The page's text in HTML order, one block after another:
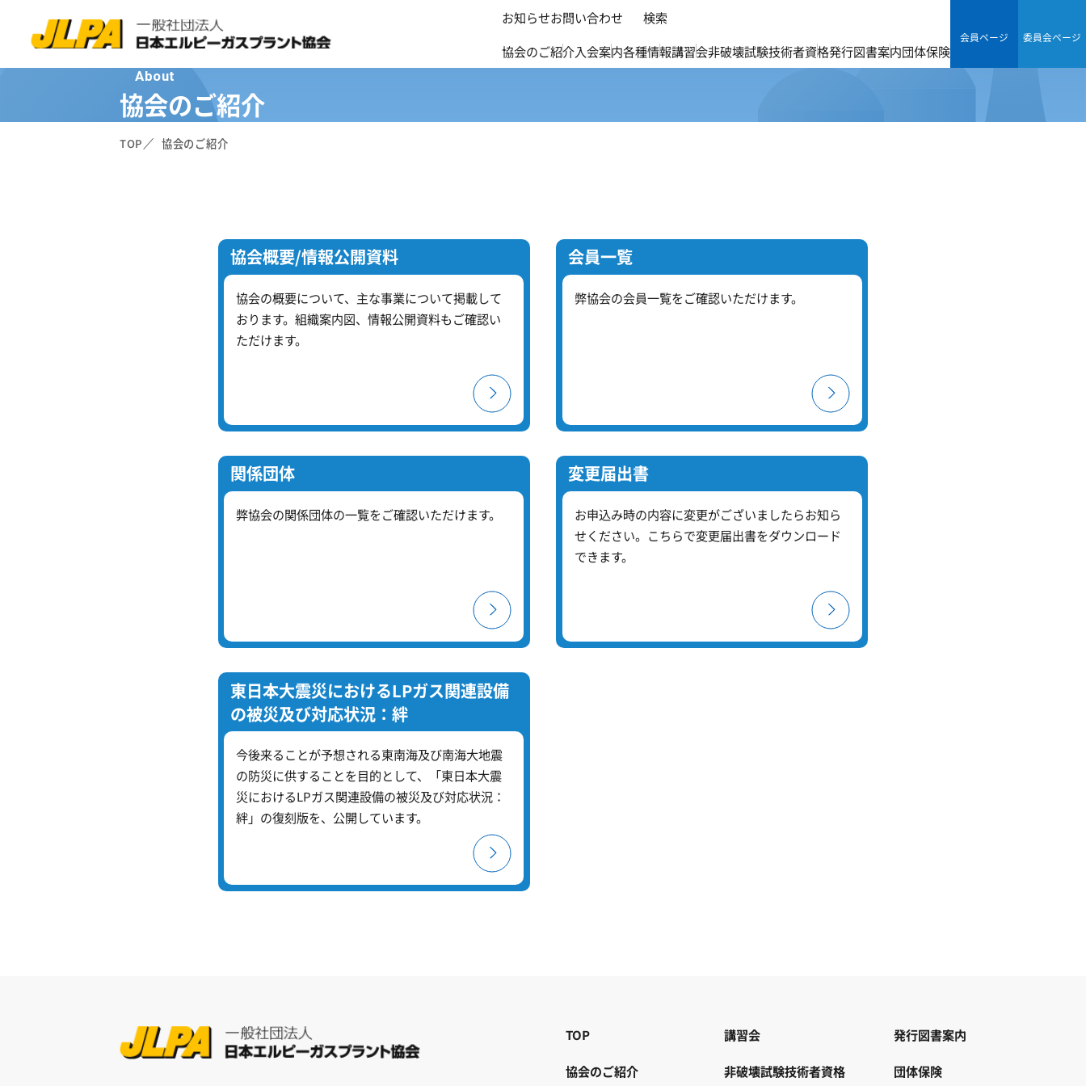
お知らせお問い合わせ
検索
協会のご紹介入会案内各種情報講習会非破壊試験技術者資格発行図書案内団体保険
会員ページ 委員会ページ
About
協会のご紹介
TOP 協会のご紹介
協会概要/情報公開資料
協会の概要について、主な事業について掲載して
おります。組織案内図、情報公開資料もご確認い
ただけます。
会員一覧
弊協会の会員一覧をご確認いただけます。
関係団体
弊協会の関係団体の一覧をご確認いただけます。
変更届出書
お申込み時の内容に変更がございましたらお知ら
せください。こちらで変更届出書をダウンロード
できます。
東日本大震災におけるLPガス関連設備
の被災及び対応状況：絆
今後来ることが予想される東南海及び南海大地震
の防災に供することを目的として、「東日本大震
災におけるLPガス関連設備の被災及び対応状況：
絆」の復刻版を、公開しています。
TOP
協会のご紹介
講習会
非破壊試験技術者資格
発行図書案内
団体保険